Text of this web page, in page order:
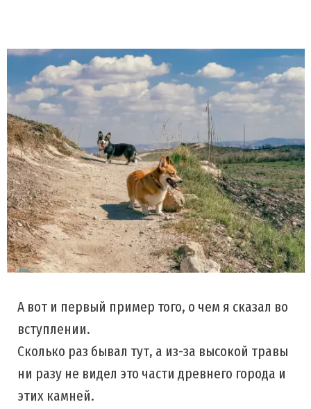
А вот и первый пример того, о чем я сказал во
вступлении.
Сколько раз бывал тут, а из-за высокой травы
ни разу не видел это части древнего города и
этих камней.